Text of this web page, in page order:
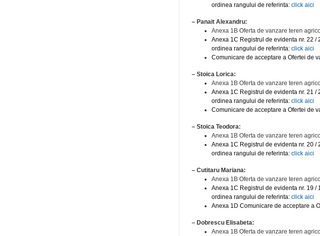
ordinea rangului de referinta: click aici
– Panait Alexandru:
Anexa 1B Oferta de vanzare teren
Anexa 1C Registrul de evidenta nr. 22
ordinea rangului de referinta: click aici
Comunicare de acceptare a Ofertei de
– Stoica Lorica:
Anexa 1B Oferta de vanzare teren
Anexa 1C Registrul de evidenta nr. 21
ordinea rangului de referinta: click aici
Comunicare de acceptare a Ofertei de
– Stoica Teodora:
Anexa 1B Oferta de vanzare teren
Anexa 1C Registrul de evidenta nr. 20
ordinea rangului de referinta: click aici
– Cutitaru Mariana:
Anexa 1B Oferta de vanzare teren
Anexa 1C Registrul de evidenta nr. 19
ordinea rangului de referinta: click aici
Anexa 1D Comunicare de acceptare a
– Dobrescu Elisabeta:
Anexa 1B Oferta de vanzare teren